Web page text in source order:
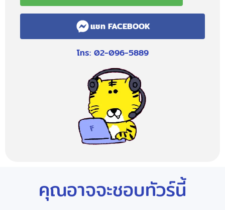
แชท FACEBOOK
โทร: 02-096-5889
คุณอาจจะชอบทัวร์นี้